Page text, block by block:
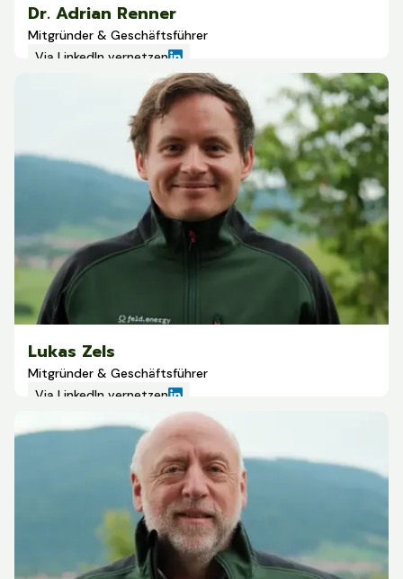
Dr. Adrian Renner
Mitgründer & Geschäftsführer
Via LinkedIn vernetzen
Adrian Renner leitet feld.energy. Nach zwei erfolgreich
aufgebauten Unternehmen (>1.000 Arbeitsplätze; >5 Mrd.
€ Einkaufsvolumen in 20+ Ländern) möchte er mit
feld.energy die heimische Landwirtschaft und die
Versorgungssicherheit stärken.
Lukas Zels
Mitgründer & Geschäftsführer
Via LinkedIn vernetzen
Lukas Zels kommt aus der Technologiebranche, hat 2019
sein erstes Unternehmen (Locafox) verkauft und die
Europa-Expansion von Sezzle mit aufgebaut. Heute setzt
er diese Erfahrung ein, damit Agri-PV auf Höfen einfach,
fair und wirtschaftlich funktioniert.